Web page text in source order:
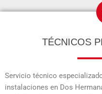
TÉCNICOS
Servicio técnico
instalaciones en Dos